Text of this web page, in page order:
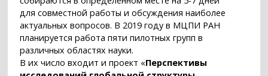
для совместной работы и обсуждения наиболее
актуальных вопросов. В 2019 году в МЦПИ РАН
планируется работа пяти пилотных групп в
различных областях науки.
В их число входит и проект «Перспективы